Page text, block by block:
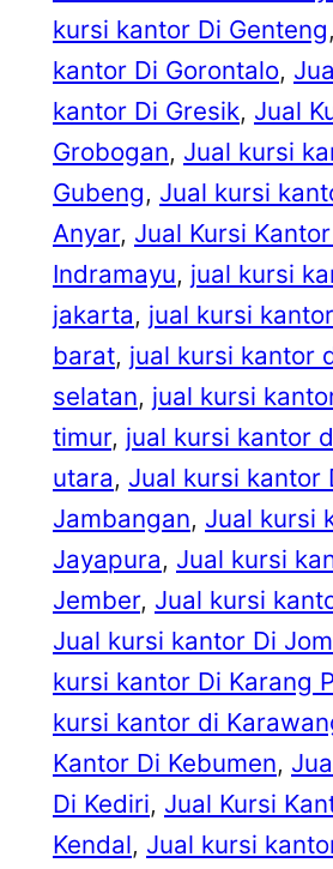
kursi kantor Di Genteng,
kantor Di Gorontalo,
kantor Di Gresik, Jual
Grobogan, Jual kursi
Gubeng, Jual kursi
Anyar, Jual Kursi
Indramayu, jual kursi
jakarta, jual kursi
barat, jual kursi kantor
selatan, jual kursi
timur, jual kursi kantor
utara, Jual kursi kantor
Jambangan, Jual kursi
Jayapura, Jual kursi
Jember, Jual kursi
Jual kursi kantor Di
kursi kantor Di Karang
kursi kantor di
Kantor Di Kebumen,
Di Kediri, Jual Kursi
Kendal, Jual kursi